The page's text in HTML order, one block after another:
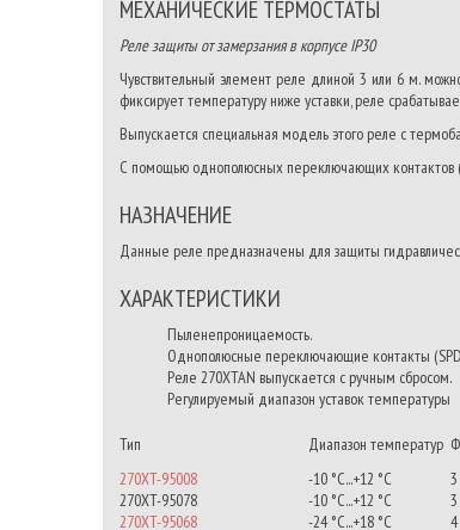
МЕХАНИЧЕСКИЕ ТЕРМОСТАТЫ
Реле защиты от замерзания в корпусе IP30
Чувствительный элемент реле длиной 3 или 6 м.
фиксирует температуру ниже уставки, реле
Выпускается специальная модель этого реле с
С помощью однополюсных переключающих контактов
НАЗНАЧЕНИЕ
Данные реле предназначены для защиты
ХАРАКТЕРИСТИКИ
Пыленепроницаемость.
Однополюсные переключающие контакты
Реле 270XTAN выпускается с ручным сбросом.
Регулируемый диапазон уставок температуры
Тип Диапазон температур
270XT-95008
-10 °С...+12 °С 3
270XT-95078
-10 °С...+12 °С 3
270XT-95068
-24 °С...+18 °С 4